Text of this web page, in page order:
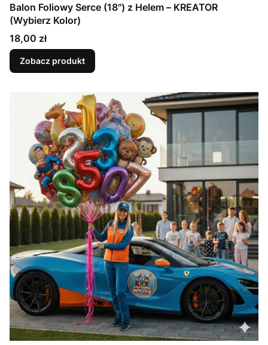
Balon Foliowy Serce (18") z Helem – KREATOR
(Wybierz Kolor)
Cena
18,00 zł
Zobacz produkt